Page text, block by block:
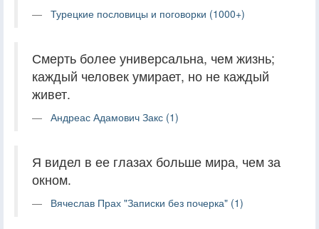
Турецкие пословицы и поговорки (1000+)
Смерть более универсальна, чем жизнь;
каждый человек умирает, но не каждый
живет.
Андреас Адамович Закс (1)
Я видел в ее глазах больше мира, чем за
окном.
Вячеслав Прах "Записки без почерка" (1)